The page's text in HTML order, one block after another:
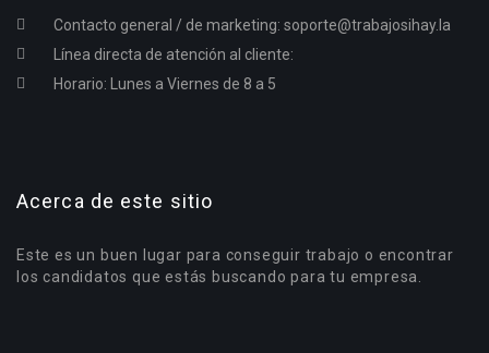
Contacto general / de marketing: soporte@trabajosihay.la
Línea directa de atención al cliente:
Horario: Lunes a Viernes de 8 a 5
Acerca de este sitio
Este es un buen lugar para conseguir trabajo o encontrar
los candidatos que estás buscando para tu empresa.